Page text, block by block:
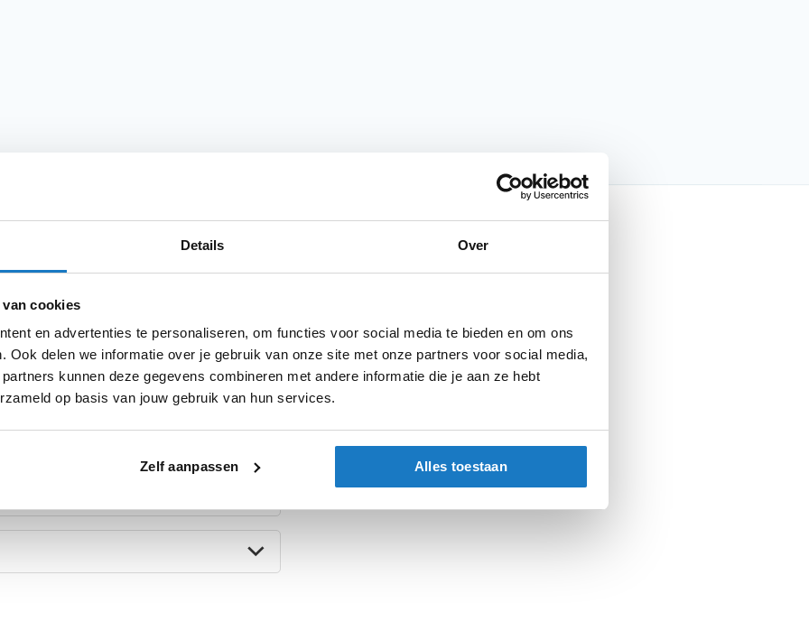
Details Over
cookies
en advertenties te personaliseren, om functies voor social media te bieden en om ons
Ook delen we informatie over je gebruik van onze site met onze partners voor social media,
kunnen deze gegevens combineren met andere informatie die je aan ze hebt
op basis van jouw gebruik van hun services.
Zelf aanpassen Alles toestaan
tussen Roland Sands Design en
met hoge risers.
veeleisende omstandigheden, met RSD
en stijl combineert. Het
droog blijven, zelfs tijdens
elastische binnenverdelers en een
en binnen handbereik. Het
worden gemonteerd, voor optimaal
bevestigingsmogelijkheden met 4 x
of accessoires kunt meenemen.
en prestaties van de Kriega RSD
Model RSD Roam Stuurtas
Kleurstelling Black
Producttype